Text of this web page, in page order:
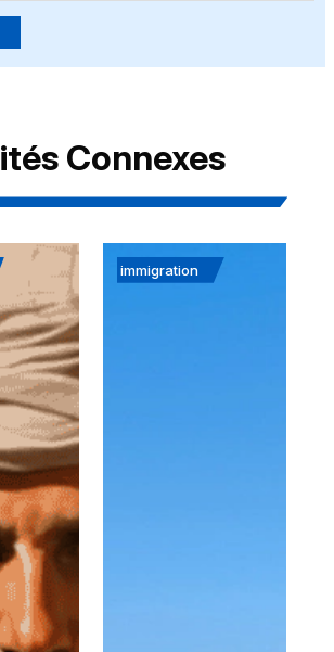
Connexes
immigration